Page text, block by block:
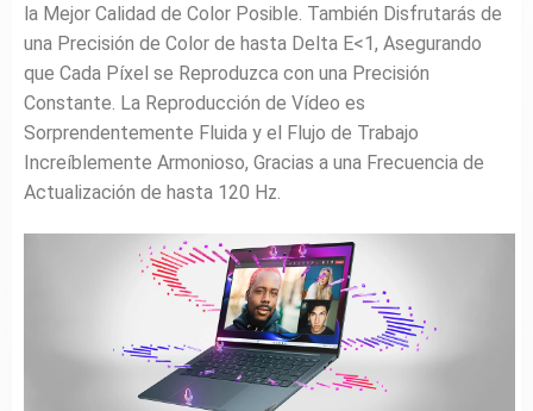
la Mejor Calidad de Color Posible. También Disfrutarás de
una Precisión de Color de hasta Delta E<1, Asegurando
que Cada Píxel se Reproduzca con una Precisión
Constante. La Reproducción de Vídeo es
Sorprendentemente Fluida y el Flujo de Trabajo
Increíblemente Armonioso, Gracias a una Frecuencia de
Actualización de hasta 120 Hz.